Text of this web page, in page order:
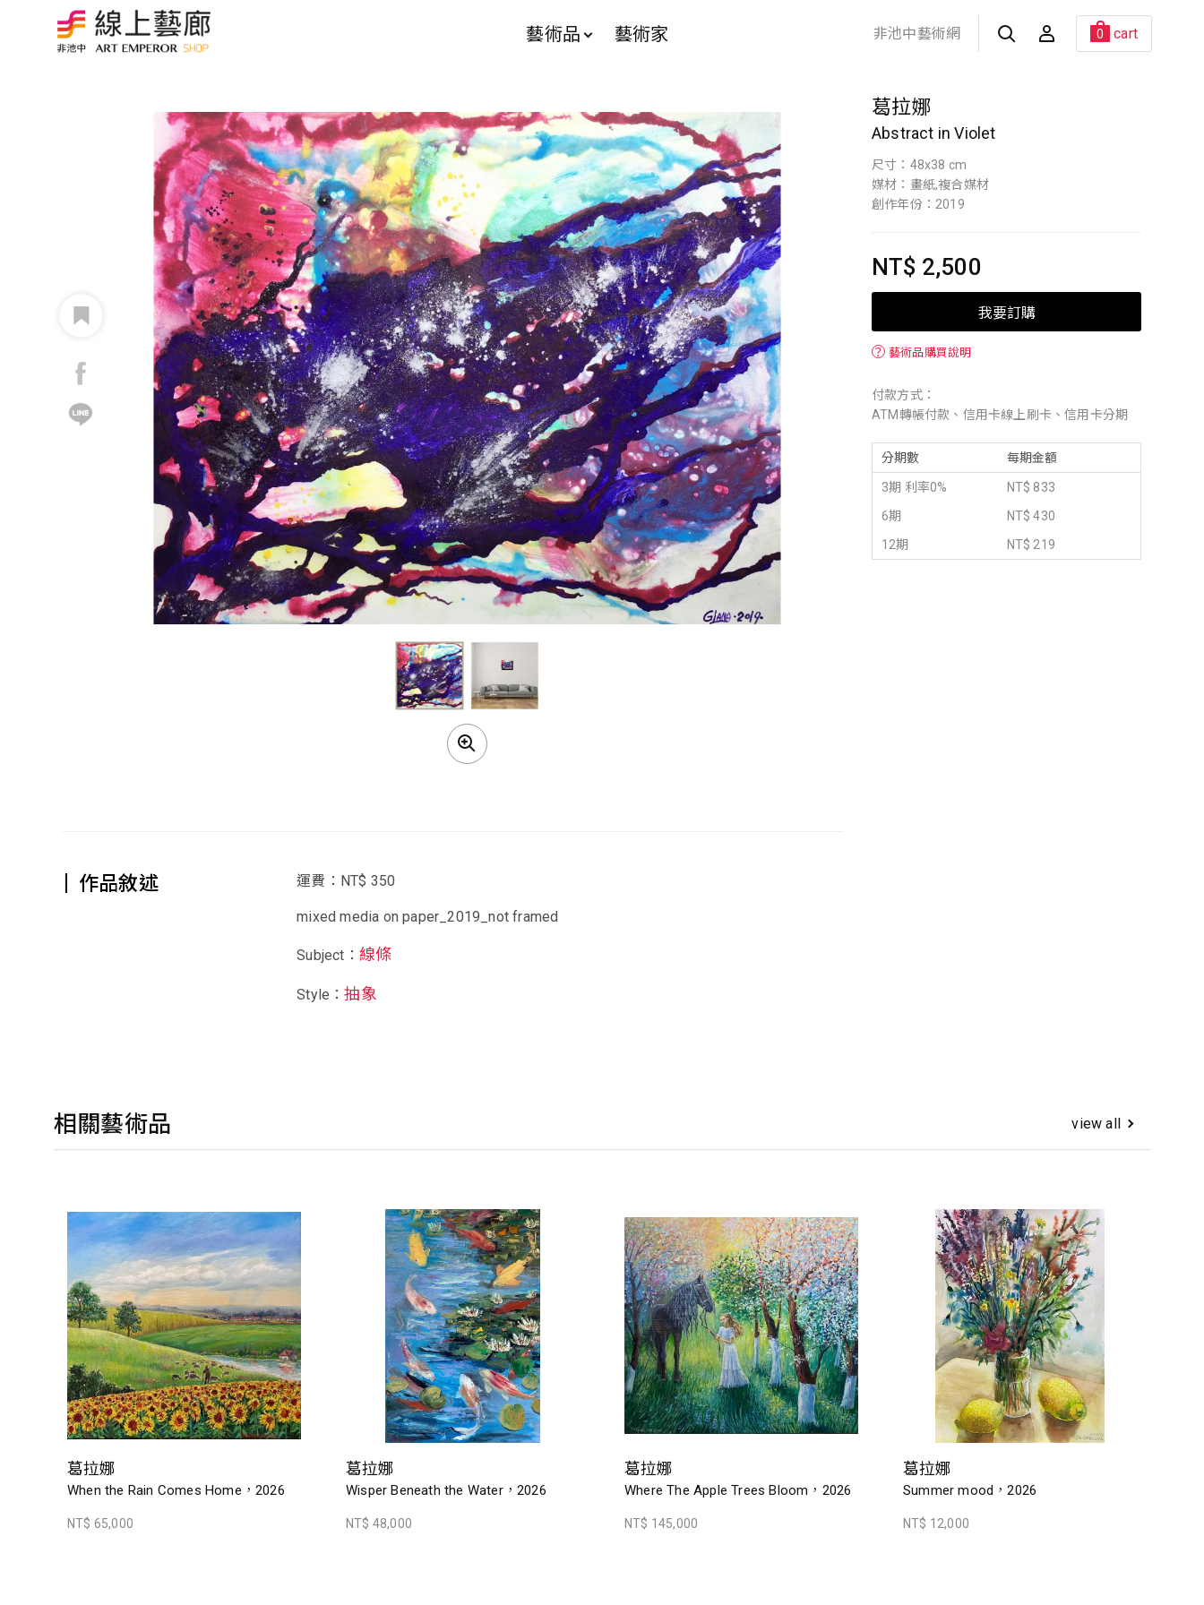
藝術品 藝術家 非池中藝術網 0 cart
葛拉娜
Abstract in Violet
尺寸：48x38 cm
媒材：畫紙,複合媒材
創作年份：2019
NT$ 2,500
我要訂購
？ 藝術品購買說明
付款方式：
ATM轉帳付款、信用卡線上刷卡、信用卡分期
分期數 每期金額
3期 利率0%
NT$ 833
6期
NT$ 430
12期
NT$ 219
作品敘述 運費：NT$ 350
mixed media on paper_2019_not framed
Subject： 線條
Style：抽象
相關藝術品 view all
葛拉娜
When the Rain Comes Home，2026
NT$ 65,000
葛拉娜
Wisper Beneath the Water，2026
NT$ 48,000
葛拉娜
Where The Apple Trees Bloom，2026
NT$ 145,000
葛拉娜
Summer mood，2026
NT$ 12,000